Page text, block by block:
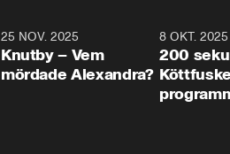
31:05
25 NOV. 2025
Knutby – Vem
mördade Alexandra?
8 OKT. 2025
200